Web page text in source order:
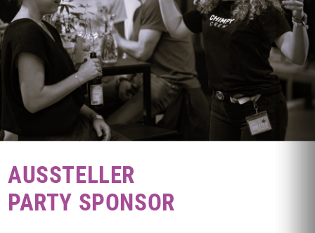
AUSSTELLER
PARTY SPONSOR